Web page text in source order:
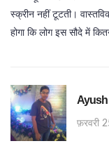
स्क्रीन नहीं टूटती।
होगा कि लोग इस सौदे में
फ़रवरी